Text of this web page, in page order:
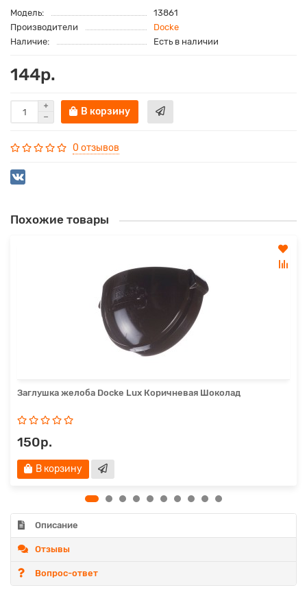
Модель:
13861
Производители
Docke
Наличие:
Есть в наличии
144р.
В корзину
0 отзывов
Похожие товары
Заглушка желоба Docke Lux Коричневая Шоколад
150р.
В корзину
Описание
Отзывы
Вопрос-ответ